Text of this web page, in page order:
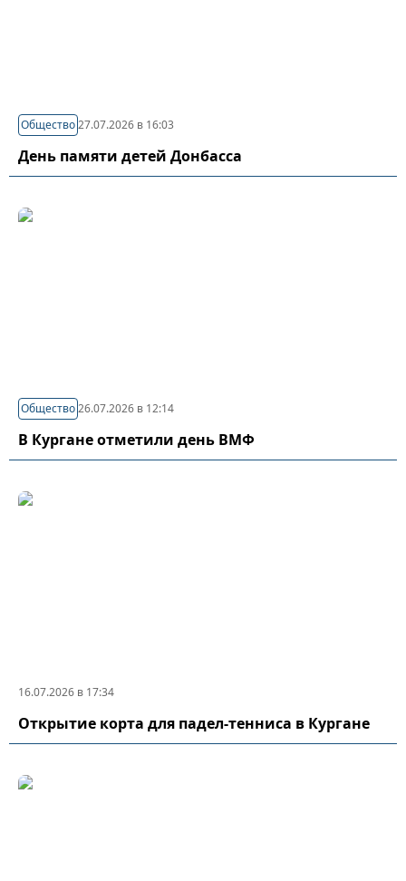
Общество27.07.2026 в 16:03
День памяти детей Донбасса
Общество26.07.2026 в 12:14
В Кургане отметили день ВМФ
16.07.2026 в 17:34
Открытие корта для падел-тенниса в Кургане